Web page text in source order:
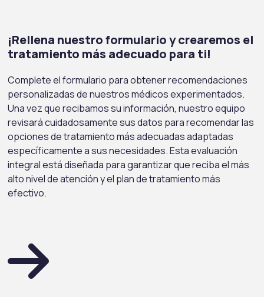
¡Rellena nuestro formulario y crearemos el
tratamiento más adecuado para ti!
Complete el formulario para obtener recomendaciones
personalizadas de nuestros médicos experimentados.
Una vez que recibamos su información, nuestro equipo
revisará cuidadosamente sus datos para recomendar las
opciones de tratamiento más adecuadas adaptadas
específicamente a sus necesidades. Esta evaluación
integral está diseñada para garantizar que reciba el más
alto nivel de atención y el plan de tratamiento más
efectivo.